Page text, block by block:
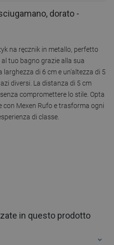
dorato -
na ręcznik in metallo, perfetto
tuo bagno grazie alla sua
di 6 cm e un'altezza di 5
diversi. La distanza di 5 cm
compromettere lo stile. Opta
con Mexen Rufo e trasforma ogni
di classe.
in questo prodotto